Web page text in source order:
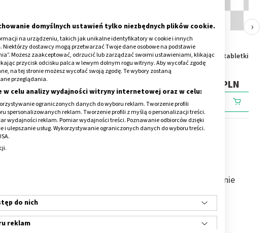
Sulphur Żel, 300 g
PLN
Baikadent, 5,77 mg / g, żel
do stosowania w jamie
ustnej, 15 g
Galpent, tabletki, 100 mg,
30 szt
25,69 PLN
›
, jak i działanie
przez kwas moczowy. Każdy z nas ma we krwi kwas
i część z tych osób zapada na dnę. U osób, u których
domyślnych ustawień tylko niezbędnych plików cookie.
na urządzeniu, takich jak unikalne identyfikatory w cookie i innych
dostawcy mogą przetwarzać Twoje dane osobowe na podstawie
Możesz zaakceptować, odrzucić lub zarządzać swoimi ustawieniami, klikając
przycisk odcisku palca w lewym dolnym rogu witryny. Aby wycofać zgodę
na tej stronie możesz wycofać swoją zgodę. Te wybory zostaną
przeglądania.
celu analizy wydajności witryny internetowej oraz w celu:
ograniczonych danych do wyboru reklam. Tworzenie profili
spersonalizowanych reklam. Tworzenie profili z myślą o personalizacji treści.
wydajności reklam. Pomiar wydajności treści. Poznawanie odbiorców dzięki
ulepszanie usług. Wykorzystywanie ograniczonych danych do wyboru treści.
do nich
reklam